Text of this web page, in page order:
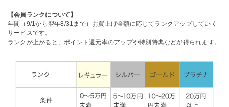
【会員ランクについて】
年間（9/1から翌年8/31まで）お買上げ金額に応じてランクアップしていく
サービスです。
ランクが上がると、ポイント還元率のアップや特別特典などが得られます。